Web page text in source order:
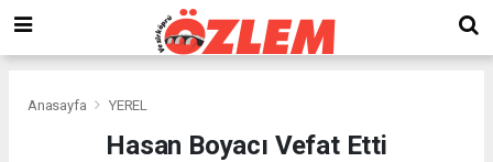
Anasayfa YEREL
Hasan Boyacı Vefat Etti